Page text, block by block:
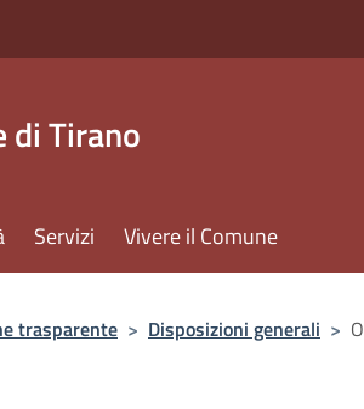
di Tirano
Servizi Vivere il Comune
trasparente > Disposizioni generali >